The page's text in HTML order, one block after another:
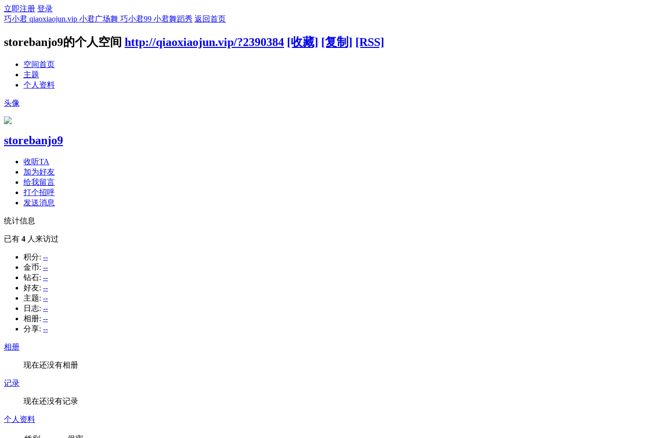
立即注册 登录
巧小君 qiaoxiaojun.vip 小君广场舞 巧小君99 小君舞蹈秀 返回首页
storebanjo9的个人空间 http://qiaoxiaojun.vip/?2390384 [收藏] [复制] [RSS]
空间首页
主题
个人资料
头像
storebanjo9
收听TA
加为好友
给我留言
打个招呼
发送消息
统计信息
已有 4 人来访过
积分: --
金币: --
钻石: --
好友: --
主题: --
日志: --
相册: --
分享: --
相册
现在还没有相册
记录
现在还没有记录
个人资料